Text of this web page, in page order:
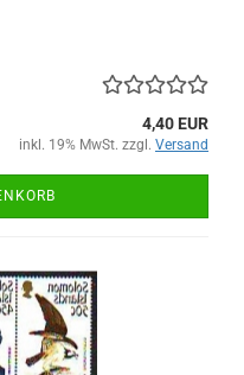
4,40 EUR
inkl. 19% MwSt. zzgl. Versand